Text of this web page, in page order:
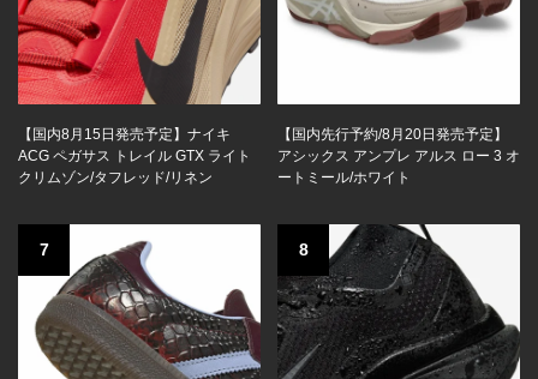
【国内8月15日発売予定】ナイキ
ACG ペガサス トレイル GTX ライト
クリムゾン/タフレッド/リネン
【国内先行予約/8月20日発売予定】
アシックス アンプレ アルス ロー 3 オ
ートミール/ホワイト
7 8